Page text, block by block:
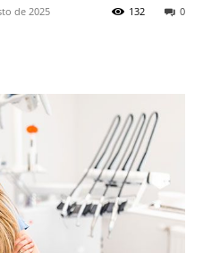
de 2025 0
132